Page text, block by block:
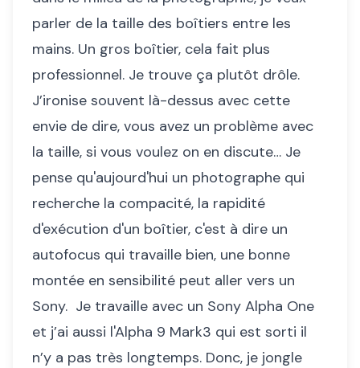
parler de la taille des boîtiers entre les
mains. Un gros boîtier, cela fait plus
professionnel. Je trouve ça plutôt drôle.
J’ironise souvent là-dessus avec cette
envie de dire, vous avez un problème avec
la taille, si vous voulez on en discute… Je
pense qu'aujourd'hui un photographe qui
recherche la compacité, la rapidité
d'exécution d'un boîtier, c'est à dire un
autofocus qui travaille bien, une bonne
montée en sensibilité peut aller vers un
Sony. Je travaille avec un Sony Alpha One
et j’ai aussi l'Alpha 9 Mark3 qui est sorti il
n’y a pas très longtemps. Donc, je jongle